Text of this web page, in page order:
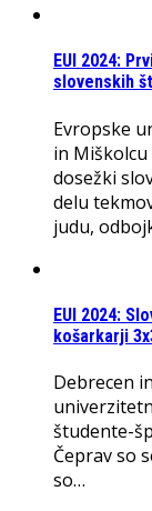
EUI 2024:
slovenskih
Evropske
in
dosežki
delu
judu,
EUI 2024:
košarkarji
Debrecen
študente-
Čeprav so
so…